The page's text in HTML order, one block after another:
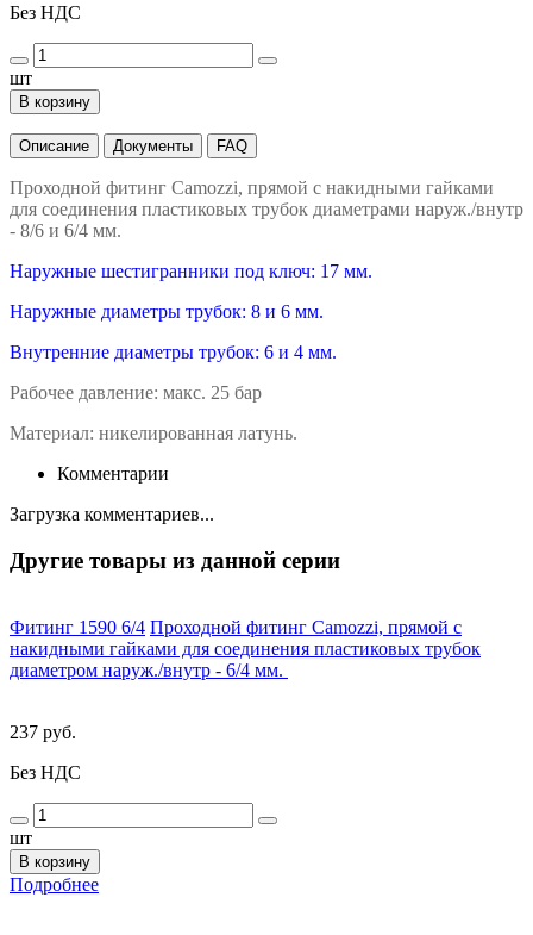
Без НДС
шт
В корзину
Описание Документы FAQ
Проходной фитинг Camozzi, прямой с накидными гайками
для соединения пластиковых трубок диаметрами наруж./внутр
- 8/6 и 6/4 мм.
Наружные шестигранники под ключ: 17 мм.
Наружные диаметры трубок: 8 и 6 мм.
Внутренние диаметры трубок: 6 и 4 мм.
Рабочее давление: макс. 25 бар
Материал: никелированная латунь.
Комментарии
Загрузка комментариев...
Другие товары из данной серии
Фитинг 1590 6/4 Проходной фитинг Camozzi, прямой с
накидными гайками для соединения пластиковых трубок
диаметром наруж./внутр - 6/4 мм.
237 руб.
Без НДС
шт
В корзину
Подробнее